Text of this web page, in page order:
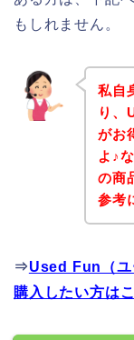
もしれません。
私自
り、
がお
よ♪
の商
参考
⇒Used Fun（ユ
購入したい方は